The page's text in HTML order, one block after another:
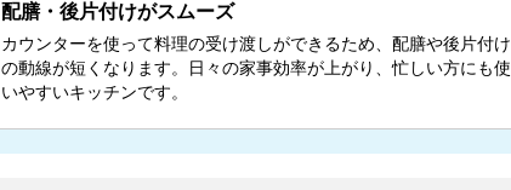
配膳・後片付けがスムーズ
カウンターを使って料理の受け渡しができるため、配膳や後片付け
の動線が短くなります。日々の家事効率が上がり、忙しい方にも使
いやすいキッチンです。